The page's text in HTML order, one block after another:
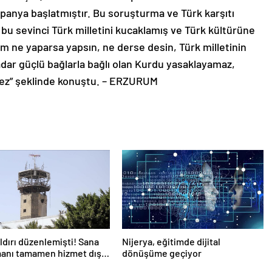
başlatmıştır. Bu soruşturma ve Türk karşıtı
sevinci Türk milletini kucaklamış ve Türk kültürüne
ne yaparsa yapsın, ne derse desin, Türk milletinin
güçlü bağlarla bağlı olan Kurdu yasaklayamaz,
şeklinde konuştu. – ERZURUM
düzenlemişti! Sana
tamamen hizmet dışı
Nijerya, eğitimde dijital
dönüşüme geçiyor